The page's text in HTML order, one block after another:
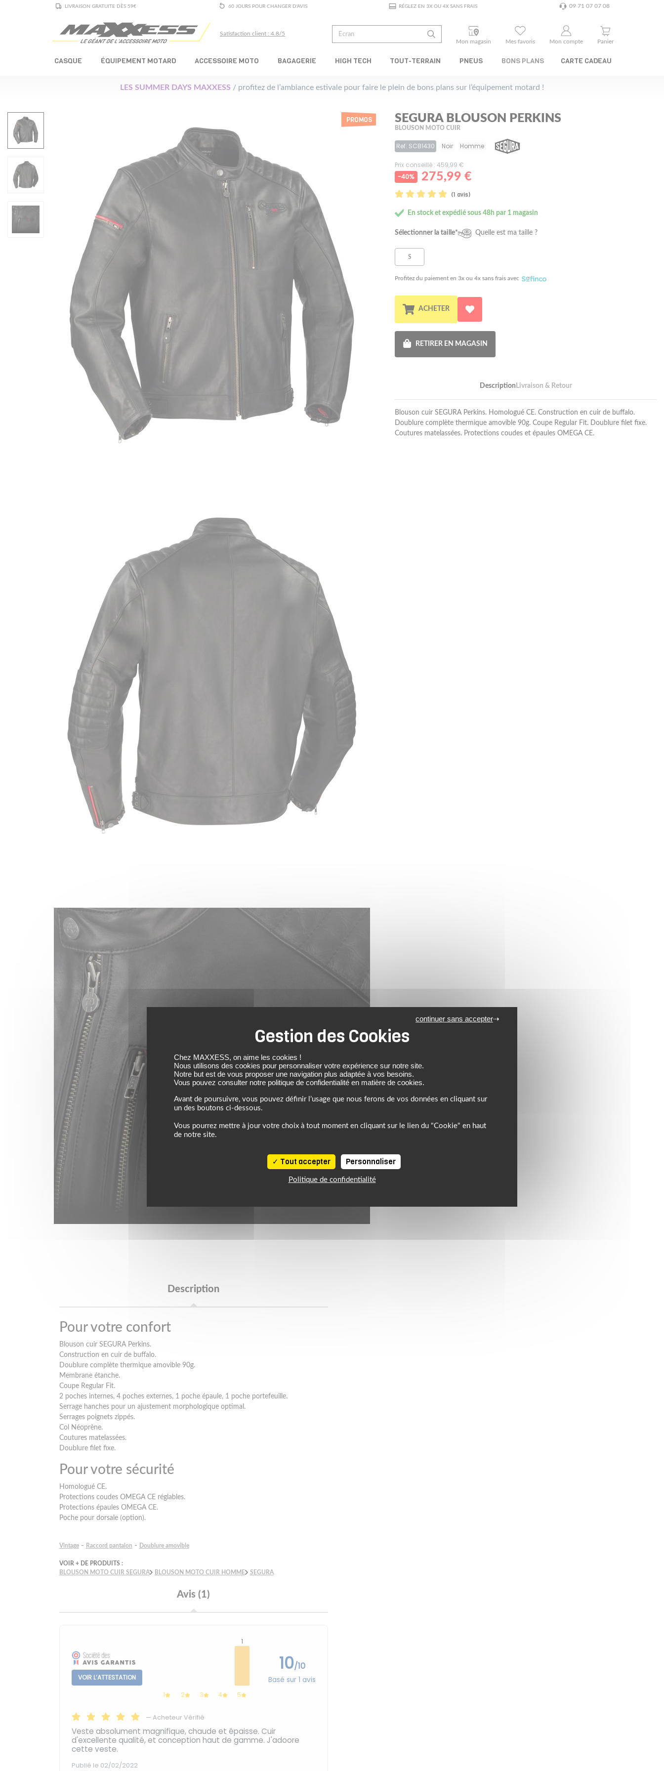
LIVRAISON GRATUITE DÈS 59€ 60 JOURS POUR CHANGER D'AVIS RÉGLEZ EN 3X OU 4X SANS FRAIS 09 71 07 07 08
Satisfaction client : 4.8/5
Mon magasin
Mes favoris Mon compte Panier
CASQUE ÉQUIPEMENT MOTARD ACCESSOIRE MOTO BAGAGERIE HIGH TECH TOUT-TERRAIN PNEUS BONS PLANS CARTE CADEAU
LES SUMMER DAYS MAXXESS / profitez de l’ambiance estivale pour faire le plein de bons plans sur l’équipement motard !
PROMOS
Description
Pour votre confort
Blouson cuir SEGURA Perkins.
Construction en cuir de buffalo.
Doublure complète thermique amovible 90g.
Membrane étanche.
Coupe Regular Fit.
2 poches internes, 4 poches externes, 1 poche épaule, 1 poche portefeuille.
Serrage hanches pour un ajustement morphologique optimal.
Serrages poignets zippés.
Col Néoprène.
Coutures matelassées.
Doublure filet fixe.
Pour votre sécurité
Homologué CE.
Protections coudes OMEGA CE réglables.
Protections épaules OMEGA CE.
Poche pour dorsale (option).
Vintage - Raccord pantalon - Doublure amovible
VOIR + DE PRODUITS :
BLOUSON MOTO CUIR SEGURA
BLOUSON MOTO CUIR HOMME SEGURA
Avis (1)
VOIR L’ATTESTATION
1 2 3 4
1
5
10/10
Basé sur 1 avis
—Acheteur Vérifié
Veste absolument magnifique, chaude et épaisse. Cuir
d'excellente qualité, et conception haut de gamme. J'adoore
cette veste.
Publié le 02/02/2022
SEGURA BLOUSON PERKINS
BLOUSON MOTO CUIR
Ref: SCB1430 Noir Homme
Prix conseillé : 459,99 €
-40%
275,99 €
(1 avis)
En stock et expédié sous 48h par 1 magasin
Sélectionner la taille* Quelle est ma taille ?
S
Profitez du paiement en 3x ou 4x sans frais avec
ACHETER
RETIRER EN MAGASIN
Description Livraison & Retour
Blouson cuir SEGURA Perkins. Homologué CE. Construction en cuir de buffalo.
Doublure complète thermique amovible 90g. Coupe Regular Fit. Doublure filet fixe.
Coutures matelassées. Protections coudes et épaules OMEGA CE.
Chez MAXXESS, on aime les cookies !
Nous utilisons des cookies pour personnaliser votre expérience sur notre site.
Notre but est de vous proposer une navigation plus adaptée à vos besoins.
Vous pouvez consulter notre politique de confidentialité en matière de cookies.
Avant de poursuivre, vous pouvez définir l’usage que nous ferons de vos données en cliquant sur
un des boutons ci-dessous.
Vous pourrez mettre à jour votre choix à tout moment en cliquant sur le lien du "Cookie" en haut
de notre site.
Tout accepter
continuer sans accepter
Personnaliser
Politique de confidentialité